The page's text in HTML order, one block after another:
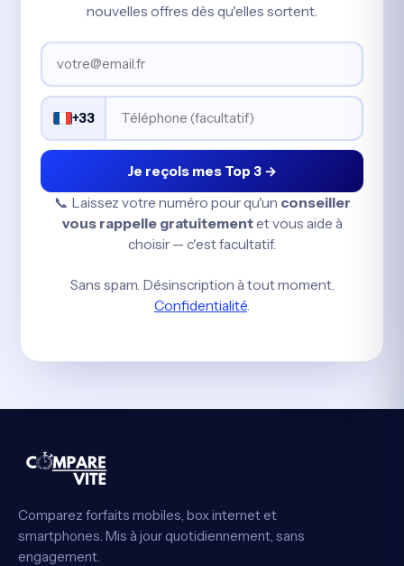
nouvelles offres dès qu'elles sortent.
+33
Je reçois mes Top 3 →
📞 Laissez votre numéro pour qu'un conseiller
vous rappelle gratuitementet vous aide à
choisir — c'est facultatif.
Sans spam. Désinscription à tout moment.
Confidentialité.
Comparez forfaits mobiles, box internet et
smartphones. Mis à jour quotidiennement, sans
engagement.